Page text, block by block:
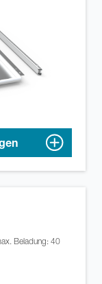
Beladung: 40